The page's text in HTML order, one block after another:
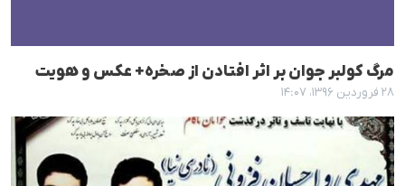
مرگ کولبر جوان بر اثر افتادن از صخرە+ عکس و هویت
۲۸ فروردین ۱۳۹۶، ۱۴:۰۷